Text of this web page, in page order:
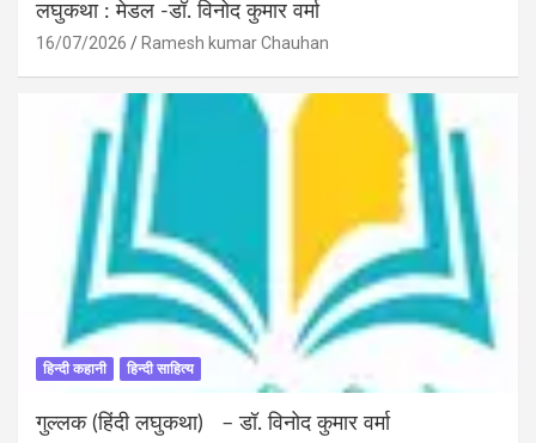
लघुकथा : मेडल -डॉ. विनोद कुमार वर्मा
16/07/2026 Ramesh kumar Chauhan
हिन्दी कहानी हिन्दी साहित्य
गुल्लक (हिंदी लघुकथा) – डॉ. विनोद कुमार वर्मा